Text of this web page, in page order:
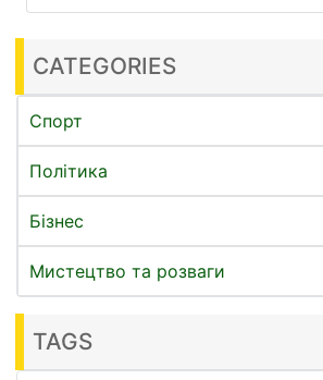
CATEGORIES
Спорт
Політика
Бізнес
Мистецтво та розваги
TAGS